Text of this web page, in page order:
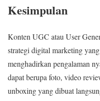
Kesimpulan
Konten UGC atau User
strategi digital marketing
menghadirkan pengalaman
dapat berupa foto, video
unboxing yang dibuat